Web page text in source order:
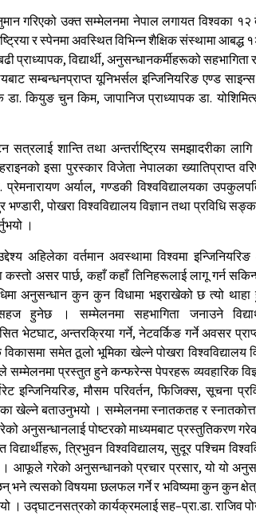
गरिएको उक्त सम्मेलनमा नेपाल लगायत विश्वका १२
र स्पेनमा अवस्थित विभिन्न शैक्षिक संस्थामा
प्राध्यापक, विद्यार्थी, अनुसन्धानकर्मीहरूको
सम्बन्धनप्राप्त यूनिभर्सल इन्जिनियरिङ एण्ड
डा. कियुङ चुन किम, जापानिज प्राध्यापक डा.
सत्रलाई शान्ति तथा अन्तर्राष्ट्रिय समझादरीका
इसा पुरस्कार विजेता नेपालका ख्यातिप्राप्त
अर्याल, गण्डकी विश्वविद्यालयका
भण्डारी, पोखरा विश्वविद्यालय विज्ञान तथा प्रविधि
।
अहिलेका वर्तमान अवस्थामा विश्वमा
कस्तो असर पार्छ, कहाँ कहाँ तिनिहरूलाई लागू गर्न
अनुसन्धान कुन कुन विधामा भइराखेको छ त्यो
हुनेछ । सम्मेलनमा सहभागिता जनाउने
भेटघाट, अन्तरक्रिया गर्ने, नेटवर्किङ गर्ने अवसर
विकासमा समेत ठूलो भूमिका खेल्ने पोखरा
सम्मेलनमा प्रस्तुत हुने कन्फरेन्स पेपरहरू व्यवहारिक
इन्जिनियरिङ, मौसम परिवर्तन, फिजिक्स, सूचना
खेल्ने बताउनुभयो । सम्मेलनमा स्नातकतह र
अनुसन्धानलाई पोष्टरको माध्यमबाट प्रस्तुतिकरण
त्रिभुवन विश्वविद्यालय, सुदूर पश्चिम
आफूले गरेको अनुसन्धानको प्रचार प्रसार, यो यो
भने त्यसको विषयमा छलफल गर्ने र भविष्यमा कुन कुन
। उद्घाटनसत्रको कार्यक्रमलाई सह–प्रा.डा. राजिव